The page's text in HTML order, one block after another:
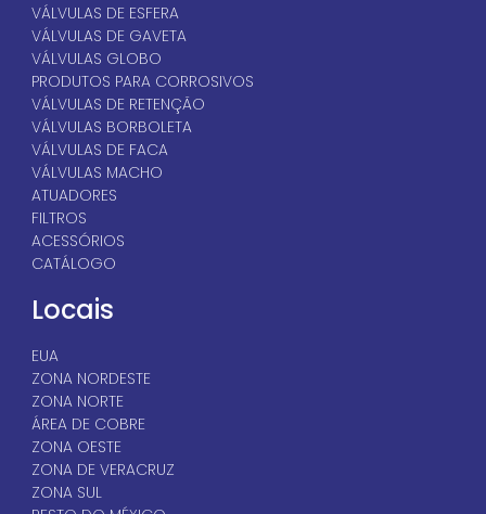
VÁLVULAS DE ESFERA
VÁLVULAS DE GAVETA
VÁLVULAS GLOBO
PRODUTOS PARA CORROSIVOS
VÁLVULAS DE RETENÇÃO
VÁLVULAS BORBOLETA
VÁLVULAS DE FACA
VÁLVULAS MACHO
ATUADORES
FILTROS
ACESSÓRIOS
CATÁLOGO
Locais
EUA
ZONA NORDESTE
ZONA NORTE
ÁREA DE COBRE
ZONA OESTE
ZONA DE VERACRUZ
ZONA SUL